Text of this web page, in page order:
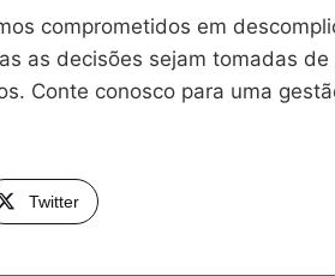
comprometidos em
as decisões sejam tomadas
Conte conosco para uma
Twitter